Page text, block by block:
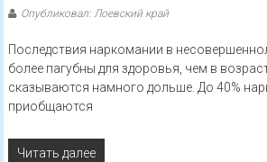
Опубликовал: Лоевский край
Последствия наркомании в
более пагубны для здоровья, чем в
сказываются намного дольше. До 40%
приобщаются
Читать далее